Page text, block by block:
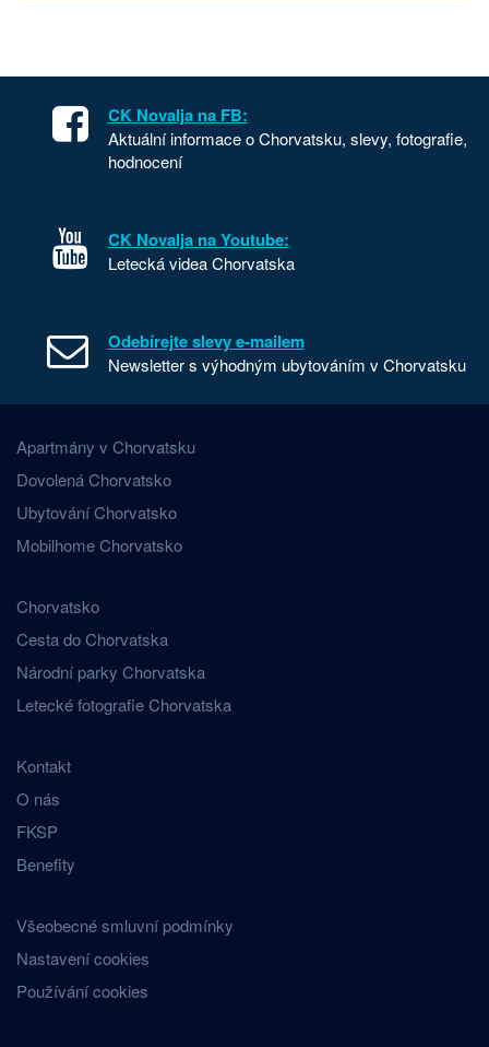
CK Novalja na FB:
Aktuální informace o Chorvatsku, slevy, fotografie,
hodnocení
CK Novalja na Youtube:
Letecká videa Chorvatska
Odebírejte slevy e-mailem
Newsletter s výhodným ubytováním v Chorvatsku
Apartmány v Chorvatsku
Dovolená Chorvatsko
Ubytování Chorvatsko
Mobilhome Chorvatsko
Chorvatsko
Cesta do Chorvatska
Národní parky Chorvatska
Letecké fotografie Chorvatska
Kontakt
O nás
FKSP
Benefity
Všeobecné smluvní podmínky
Nastavení cookies
Používání cookies